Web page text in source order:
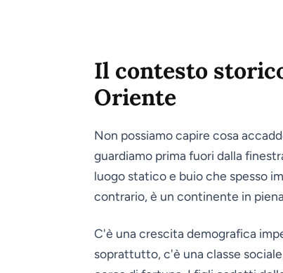
Il contesto
Oriente
Non possiamo capire cosa
guardiamo prima fuori dalla
luogo statico e buio che spesso
contrario, è un continente in
C'è una crescita demografica
soprattutto, c'è una classe